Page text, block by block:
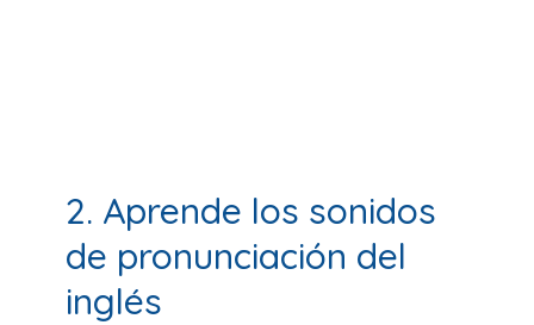
2. Aprende los sonidos
de pronunciación del
inglés